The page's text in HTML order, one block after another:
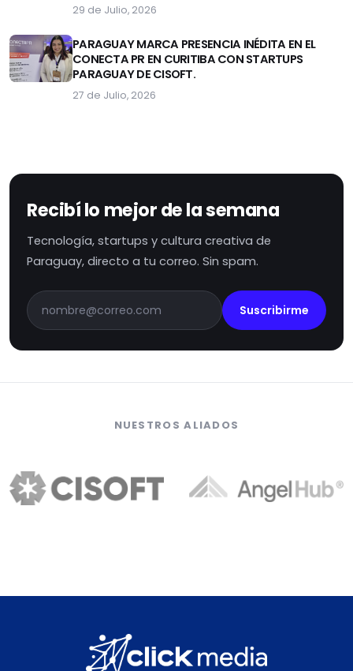
29 de Julio, 2026
PARAGUAY MARCA PRESENCIA INÉDITA EN EL
CONECTA PR EN CURITIBA CON STARTUPS
PARAGUAY DE CISOFT.
27 de Julio, 2026
Recibí lo mejor de la semana
Tecnología, startups y cultura creativa de
Paraguay, directo a tu correo. Sin spam.
Suscribirme
NUESTROS ALIADOS